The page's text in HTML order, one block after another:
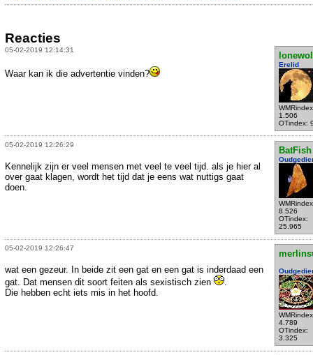
Reacties
05-02-2019 12:14:31
Erelid
1.506
OTindex:
Waar kan ik die advertentie vinden?
05-02-2019 12:26:29
BatFish
8.526
OTindex:
25.965
Kennelijk zijn er veel mensen met veel te veel tijd. als je hier al
over gaat klagen, wordt het tijd dat je eens wat nuttigs gaat
doen.
05-02-2019 12:26:47
4.789
OTindex:
3.325
wat een gezeur. In beide zit een gat en een gat is inderdaad een
gat. Dat mensen dit soort feiten als sexistisch zien
.
Die hebben echt iets mis in het hoofd.